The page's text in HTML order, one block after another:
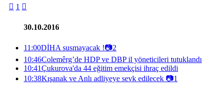
 1 
30.10.2016
11:00DİHA susmayacak !📷2
10:46Colemêrg’de HDP ve DBP il yöneticileri tutuklandı
10:41Çukurova'da 44 eğitim emekçisi ihraç edildi
10:38Kışanak ve Anlı adliyeye sevk edilecek 📷1